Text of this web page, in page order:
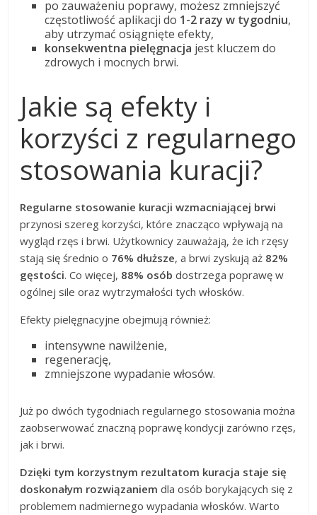
po zauważeniu poprawy, możesz zmniejszyć
częstotliwość aplikacji do 1-2 razy w tygodniu,
aby utrzymać osiągnięte efekty,
konsekwentna pielęgnacja jest kluczem do
zdrowych i mocnych brwi.
Jakie są efekty i
korzyści z regularnego
stosowania kuracji?
Regularne stosowanie kuracji wzmacniającej brwi
przynosi szereg korzyści, które znacząco wpływają na
wygląd rzęs i brwi. Użytkownicy zauważają, że ich rzęsy
stają się średnio o 76% dłuższe, a brwi zyskują aż 82%
gęstości. Co więcej, 88% osób dostrzega poprawę w
ogólnej sile oraz wytrzymałości tych włosków.
Efekty pielęgnacyjne obejmują również:
intensywne nawilżenie,
regenerację,
zmniejszone wypadanie włosów.
Już po dwóch tygodniach regularnego stosowania można
zaobserwować znaczną poprawę kondycji zarówno rzęs,
jak i brwi.
Dzięki tym korzystnym rezultatom kuracja staje się
doskonałym rozwiązaniem dla osób borykających się z
problemem nadmiernego wypadania włosków. Warto